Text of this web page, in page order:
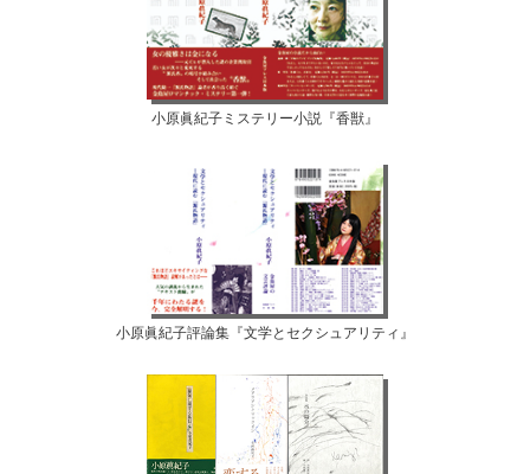
小原眞紀子ミステリー小説『香獣』
小原眞紀子評論集『文学とセクシュアリティ』